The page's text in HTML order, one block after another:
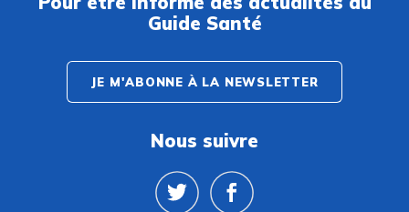
Guide Santé
JE M'ABONNE À LA NEWSLETTER
Nous suivre